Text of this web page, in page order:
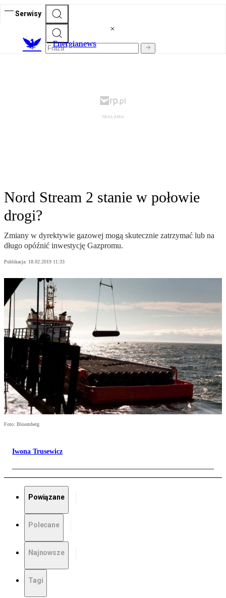
Serwisy
Energianews
Nord Stream 2 stanie w połowie
drogi?
Zmiany w dyrektywie gazowej mogą skutecznie zatrzymać lub na
długo opóźnić inwestycję Gazpromu.
Publikacja: 18.02.2019 11:33
Foto: Bloomberg
Iwona Trusewicz
Powiązane
Polecane
Najnowsze
Tagi